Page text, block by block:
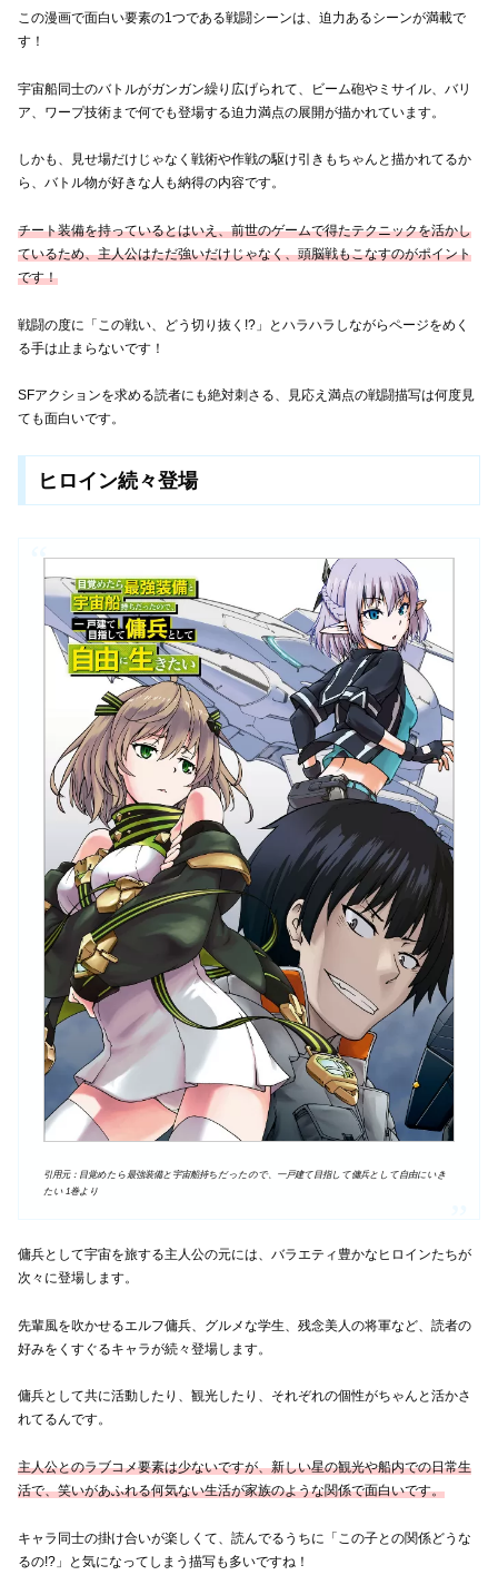
この漫画で面白い要素の1つである戦闘シーンは、迫力あるシーンが満載で
す！
宇宙船同士のバトルがガンガン繰り広げられて、ビーム砲やミサイル、バリ
ア、ワープ技術まで何でも登場する迫力満点の展開が描かれています。
しかも、見せ場だけじゃなく戦術や作戦の駆け引きもちゃんと描かれてるか
ら、バトル物が好きな人も納得の内容です。
チート装備を持っているとはいえ、前世のゲームで得たテクニックを活かし
ているため、主人公はただ強いだけじゃなく、頭脳戦もこなすのがポイント
です！
戦闘の度に「この戦い、どう切り抜く!?」とハラハラしながらページをめく
る手は止まらないです！
SFアクションを求める読者にも絶対刺さる、見応え満点の戦闘描写は何度見
ても面白いです。
ヒロイン続々登場
引用元：目覚めたら最強装備と宇宙船持ちだったので、一戸建て目指して傭兵として自由にいき
たい 1巻より
傭兵として宇宙を旅する主人公の元には、バラエティ豊かなヒロインたちが
次々に登場します。
先輩風を吹かせるエルフ傭兵、グルメな学生、残念美人の将軍など、読者の
好みをくすぐるキャラが続々登場します。
傭兵として共に活動したり、観光したり、それぞれの個性がちゃんと活かさ
れてるんです。
主人公とのラブコメ要素は少ないですが、新しい星の観光や船内での日常生
活で、笑いがあふれる何気ない生活が家族のような関係で面白いです。
キャラ同士の掛け合いが楽しくて、読んでるうちに「この子との関係どうな
るの!?」と気になってしまう描写も多いですね！